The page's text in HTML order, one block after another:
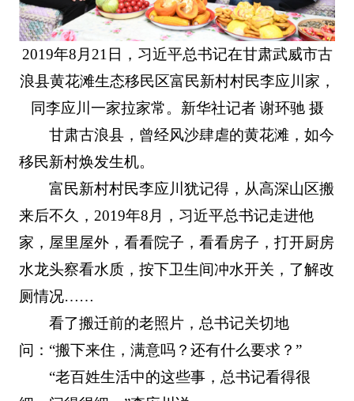
2019年8月21日，习近平总书记在甘肃武威市古
浪县黄花滩生态移民区富民新村村民李应川家，
同李应川一家拉家常。新华社记者 谢环驰 摄
甘肃古浪县，曾经风沙肆虐的黄花滩，如今
移民新村焕发生机。
富民新村村民李应川犹记得，从高深山区搬
来后不久，2019年8月，习近平总书记走进他
家，屋里屋外，看看院子，看看房子，打开厨房
水龙头察看水质，按下卫生间冲水开关，了解改
厕情况……
看了搬迁前的老照片，总书记关切地
问：“搬下来住，满意吗？还有什么要求？”
“老百姓生活中的这些事，总书记看得很